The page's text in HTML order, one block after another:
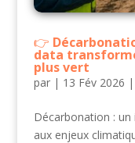
data
plus vert
par | 13 Fév 2026 |
Décarbonation :
aux enjeux